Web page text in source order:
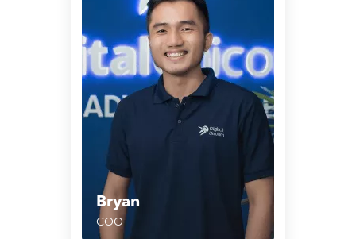
Bryan
COO